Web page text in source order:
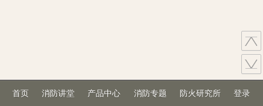
首页 消防讲堂 产品中心 消防专题 防火研究所 登录